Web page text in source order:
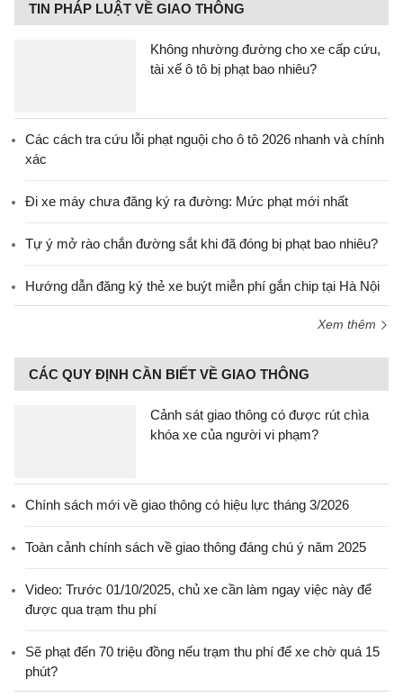
TIN PHÁP LUẬT VỀ GIAO THÔNG
Không nhường đường cho xe cấp cứu,
tài xế ô tô bị phạt bao nhiêu?
Các cách tra cứu lỗi phạt nguội cho ô tô 2026 nhanh và chính
xác
Đi xe máy chưa đăng ký ra đường: Mức phạt mới nhất
Tự ý mở rào chắn đường sắt khi đã đóng bị phạt bao nhiêu?
Hướng dẫn đăng ký thẻ xe buýt miễn phí gắn chip tại Hà Nội
Xem thêm
CÁC QUY ĐỊNH CẦN BIẾT VỀ GIAO THÔNG
Cảnh sát giao thông có được rút chìa
khóa xe của người vi phạm?
Chính sách mới về giao thông có hiệu lực tháng 3/2026
Toàn cảnh chính sách về giao thông đáng chú ý năm 2025
Video: Trước 01/10/2025, chủ xe cần làm ngay việc này để
được qua trạm thu phí
Sẽ phạt đến 70 triệu đồng nếu trạm thu phí để xe chờ quá 15
phút?